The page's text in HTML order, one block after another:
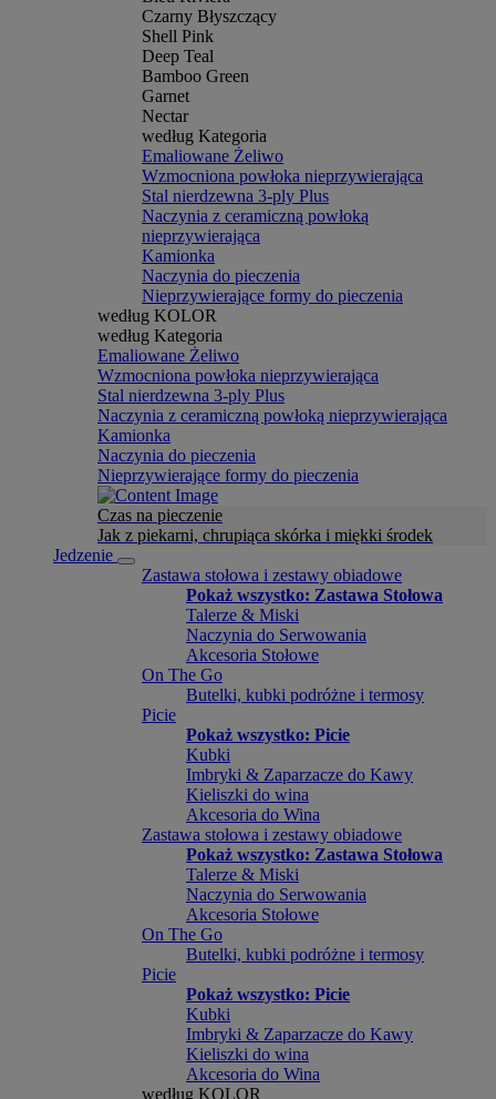
Czarny Błyszczący
Shell Pink
Deep Teal
Bamboo Green
Garnet
Nectar
według Kategoria
Emaliowane Żeliwo
Wzmocniona powłoka nieprzywierająca
Stal nierdzewna 3-ply Plus
Naczynia z ceramiczną powłoką
nieprzywierająca
Kamionka
Naczynia do pieczenia
Nieprzywierające formy do pieczenia
według KOLOR
według Kategoria
Emaliowane Żeliwo
Wzmocniona powłoka nieprzywierająca
Stal nierdzewna 3-ply Plus
Naczynia z ceramiczną powłoką nieprzywierająca
Kamionka
Naczynia do pieczenia
Nieprzywierające formy do pieczenia
Czas na pieczenie
Jak z piekarni, chrupiąca skórka i miękki środek
Jedzenie
Zastawa stołowa i zestawy obiadowe
Pokaż wszystko: Zastawa Stołowa
Talerze & Miski
Naczynia do Serwowania
Akcesoria Stołowe
On The Go
Butelki, kubki podróżne i termosy
Picie
Pokaż wszystko: Picie
Kubki
Imbryki & Zaparzacze do Kawy
Kieliszki do wina
Akcesoria do Wina
Zastawa stołowa i zestawy obiadowe
Pokaż wszystko: Zastawa Stołowa
Talerze & Miski
Naczynia do Serwowania
Akcesoria Stołowe
On The Go
Butelki, kubki podróżne i termosy
Picie
Pokaż wszystko: Picie
Kubki
Imbryki & Zaparzacze do Kawy
Kieliszki do wina
Akcesoria do Wina
według KOLOR